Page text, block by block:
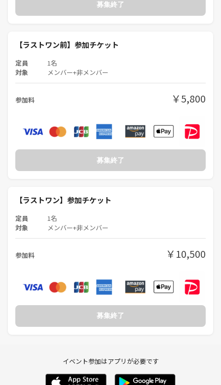
募集終了
【ラストワン前】参加チケット
定員 1名
対象
メンバー+非メンバー
参加料 ￥5,800
募集終了
【ラストワン】参加チケット
定員 1名
対象 メンバー+非メンバー
参加料 ￥10,500
募集終了
イベント参加はアプリが必要です